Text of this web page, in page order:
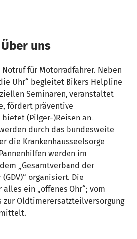
Über uns
für Motorradfahrer. Neben
Uhr“ begleitet Bikers Helpline
Seminaren, veranstaltet
fördert präventive
(Pilger-)Reisen an.
durch das bundesweite
die Krankenhausseelsorge
werden im
„Gesamtverband der
organisiert. Die
ein „offenes Ohr“; vom
zur Oldtimerersatzteilversorgung